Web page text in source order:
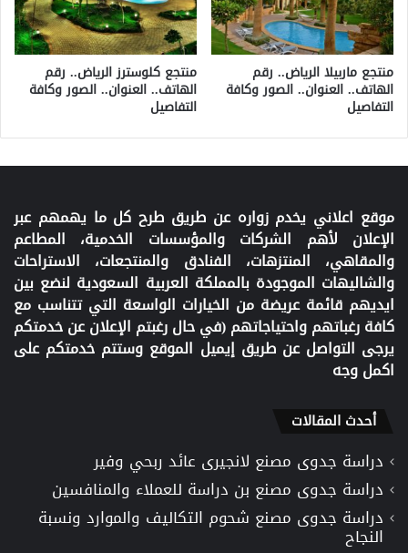
منتجع ماربيلا الرياض.. رقم
الهاتف.. العنوان.. الصور وكافة
التفاصيل
منتجع كلوسترز الرياض.. رقم
الهاتف.. العنوان.. الصور وكافة
التفاصيل
موقع اعلاني يخدم زواره عن طريق طرح كل ما يهمهم عبر
الإعلان لأهم الشركات والمؤسسات الخدمية، المطاعم
والمقاهي، المنتزهات، الفنادق والمنتجعات، الاستراحات
والشاليهات الموجودة بالمملكة العربية السعودية لنضع بين
ايديهم قائمة عريضة من الخيارات الواسعة التي تتناسب مع
كافة رغباتهم واحتياجاتهم (في حال رغبتم الإعلان عن خدمتكم
يرجى التواصل عن طريق إيميل الموقع وستتم خدمتكم على
اكمل وجه
أحدث المقالات
دراسة جدوى مصنع لانجيرى عائد ربحي وفير
دراسة جدوى مصنع بن دراسة للعملاء والمنافسين
دراسة جدوى مصنع شحوم التكاليف والموارد ونسبة
النجاح